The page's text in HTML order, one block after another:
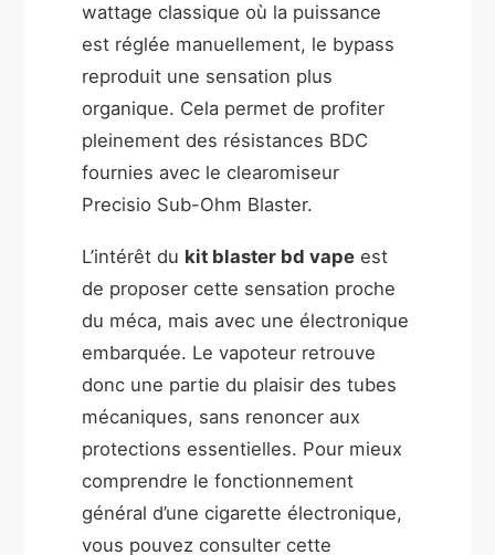
wattage classique où la puissance
est réglée manuellement, le bypass
reproduit une sensation plus
organique. Cela permet de profiter
pleinement des résistances BDC
fournies avec le clearomiseur
Precisio Sub-Ohm Blaster.
L’intérêt du kit blaster bd vape est
de proposer cette sensation proche
du méca, mais avec une électronique
embarquée. Le vapoteur retrouve
donc une partie du plaisir des tubes
mécaniques, sans renoncer aux
protections essentielles. Pour mieux
comprendre le fonctionnement
général d’une cigarette électronique,
vous pouvez consulter cette